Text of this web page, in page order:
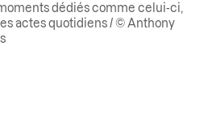
dédiés comme celui-ci,
actes quotidiens / © Anthony